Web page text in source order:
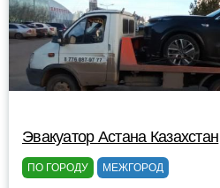
Эвакуатор Астана Казахстан
ПО ГОРОДУ МЕЖГОРОД